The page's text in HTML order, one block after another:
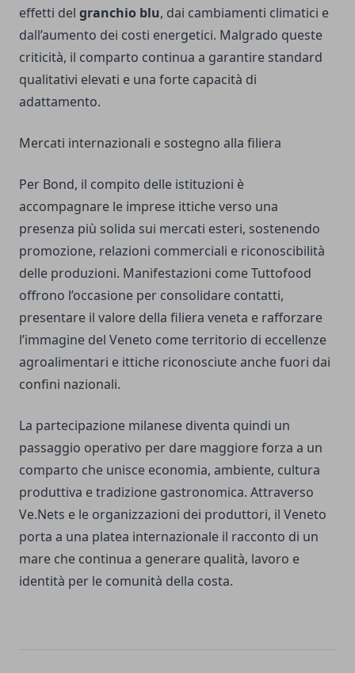
effetti del granchio blu, dai cambiamenti climatici e
dall’aumento dei costi energetici. Malgrado queste
criticità, il comparto continua a garantire standard
qualitativi elevati e una forte capacità di
adattamento.
Mercati internazionali e sostegno alla filiera
Per Bond, il compito delle istituzioni è
accompagnare le imprese ittiche verso una
presenza più solida sui mercati esteri, sostenendo
promozione, relazioni commerciali e riconoscibilità
delle produzioni. Manifestazioni come Tuttofood
offrono l’occasione per consolidare contatti,
presentare il valore della filiera veneta e rafforzare
l’immagine del Veneto come territorio di eccellenze
agroalimentari e ittiche riconosciute anche fuori dai
confini nazionali.
La partecipazione milanese diventa quindi un
passaggio operativo per dare maggiore forza a un
comparto che unisce economia, ambiente, cultura
produttiva e tradizione gastronomica. Attraverso
Ve.Nets e le organizzazioni dei produttori, il Veneto
porta a una platea internazionale il racconto di un
mare che continua a generare qualità, lavoro e
identità per le comunità della costa.